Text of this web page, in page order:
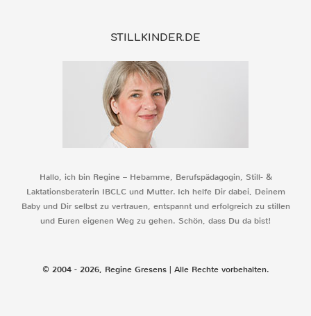
STILLKINDER.DE
Hallo, ich bin Regine – Hebamme, Berufspädagogin, Still- &
Laktationsberaterin IBCLC und Mutter. Ich helfe Dir dabei, Deinem
Baby und Dir selbst zu vertrauen, entspannt und erfolgreich zu stillen
und Euren eigenen Weg zu gehen. Schön, dass Du da bist!
© 2004 - 2026, Regine Gresens | Alle Rechte vorbehalten.